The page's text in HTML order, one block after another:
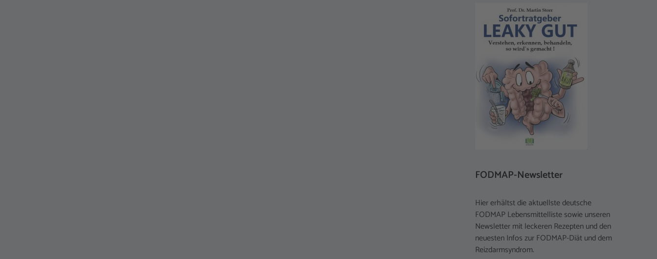
FODMAP-Newsletter
Hier erhältst die aktuellste deutsche
FODMAP Lebensmittelliste sowie unseren
Newsletter mit leckeren Rezepten und den
neuesten Infos zur FODMAP-Diät und dem
Reizdarmsyndrom.